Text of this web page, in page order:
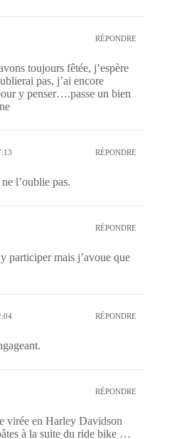
RÉPONDRE
toujours fêtée, j’espère
pas, j’ai encore
y penser….passe un bien
RÉPONDRE
l’oublie pas.
RÉPONDRE
participer mais j’avoue que
RÉPONDRE
RÉPONDRE
virée en Harley Davidson
à la suite du ride bike …